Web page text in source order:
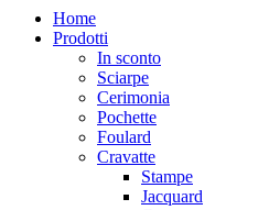
Home
Prodotti
In sconto
Sciarpe
Cerimonia
Pochette
Foulard
Cravatte
Stampe
Jacquard